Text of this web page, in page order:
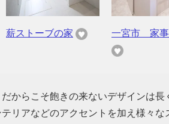
薪ストーブの家 一宮市 家事
からこそ飽きの来ないデザインは
リアなどのアクセントを加え様々